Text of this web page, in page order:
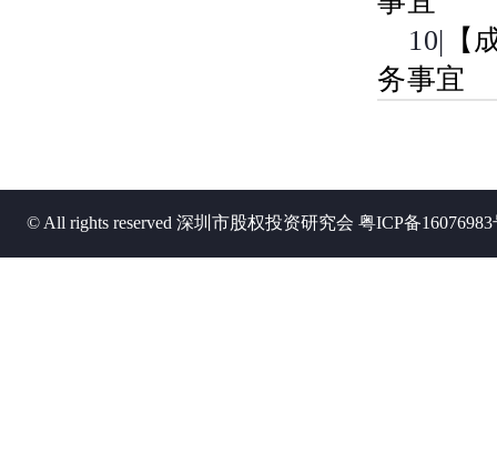
10| 【
务事宜
© All rights reserved 深圳市股权投资研究会 粤ICP备16076983